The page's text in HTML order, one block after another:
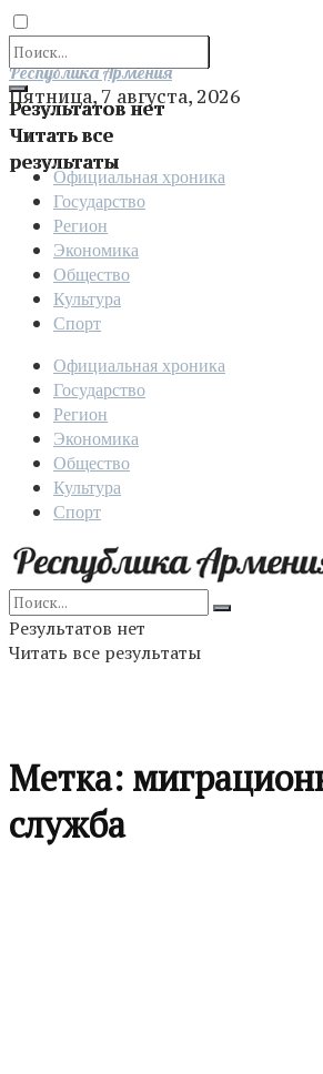
Результатов нет
Читать все
результаты
Отправить
Республика Армения
Пятница, 7 августа, 2026
Официальная хроника
Государство
Регион
Экономика
Общество
Культура
Спорт
Официальная хроника
Государство
Регион
Экономика
Общество
Культура
Спорт
Результатов нет
Читать все результаты
Метка:
служба